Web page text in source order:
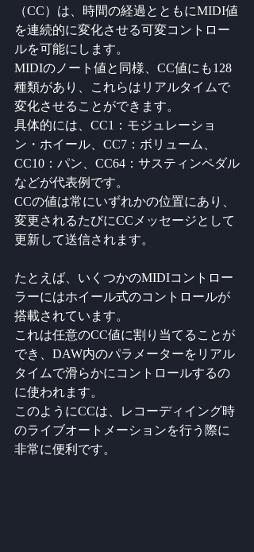
（CC）は、時間の経過とともにMIDI値
を連続的に変化させる可変コントロー
ルを可能にします。
MIDIのノート値と同様、CC値にも128
種類があり、これらはリアルタイムで
変化させることができます。
具体的には、CC1：モジュレーショ
ン・ホイール、CC7：ボリューム、
CC10：パン、CC64：サスティンペダル
などが代表例です。
CCの値は常にいずれかの位置にあり、
変更されるたびにCCメッセージとして
更新して送信されます。
たとえば、いくつかのMIDIコントロー
ラーにはホイール式のコントロールが
搭載されています。
これは任意のCC値に割り当てることが
でき、DAW内のパラメーターをリアル
タイムで滑らかにコントロールするの
に使われます。
このようにCCは、レコーディイング時
のライブオートメーションを行う際に
非常に便利です。